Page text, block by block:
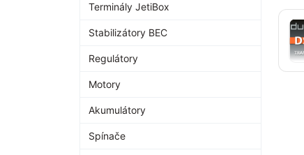
Terminály JetiBox
Stabilizátory BEC
Regulátory
Motory
Akumulátory
Spínače